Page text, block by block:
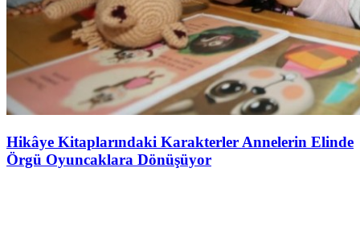
Hikâye Kitaplarındaki Karakterler Annelerin Elinde
Örgü Oyuncaklara Dönüşüyor